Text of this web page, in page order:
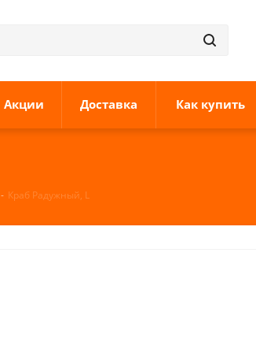
Акции Доставка Как купить
- Краб Радужный, L